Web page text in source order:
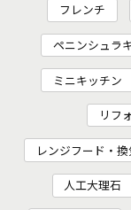
フレンチ
ペニンシュラ
ミニキッチン
リフ
レンジフード・
人工大理石